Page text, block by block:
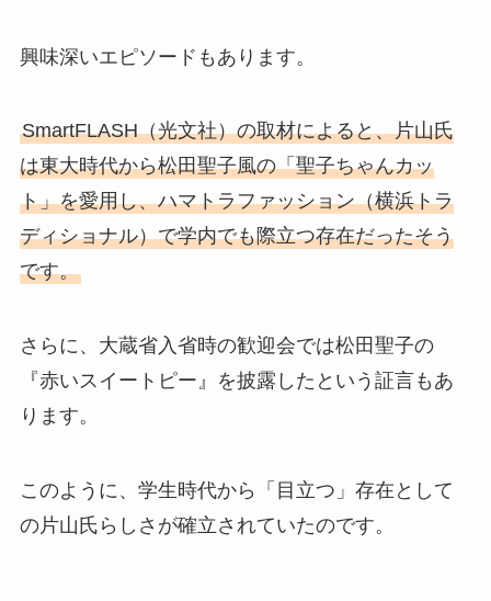
興味深いエピソードもあります。
SmartFLASH（光文社）の取材によると、片山氏
は東大時代から松田聖子風の「聖子ちゃんカッ
ト」を愛用し、ハマトラファッション（横浜トラ
ディショナル）で学内でも際立つ存在だったそう
です。
さらに、大蔵省入省時の歓迎会では松田聖子の
『赤いスイートピー』を披露したという証言もあ
ります。
このように、学生時代から「目立つ」存在として
の片山氏らしさが確立されていたのです。